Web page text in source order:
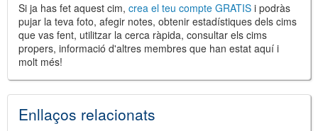
Si ja has fet aquest cim, crea el teu compte GRATIS i podràs
pujar la teva foto, afegir notes, obtenir estadístiques dels cims
que vas fent, utilitzar la cerca ràpida, consultar els cims
propers, informació d'altres membres que han estat aquí i
molt més!
Enllaços relacionats